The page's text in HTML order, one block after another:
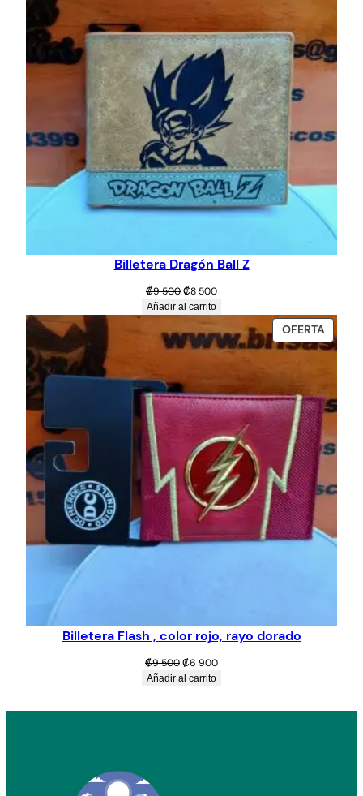
Billetera Dragón Ball Z
₡9 500El
precio
original
era:
₡9
₡8 500El
es:
₡8
Añadir al carrito
OFERTA
EN
Billetera Flash , color rojo, rayo dorado
₡9 500El
precio
₡6 900El
Añadir al carrito